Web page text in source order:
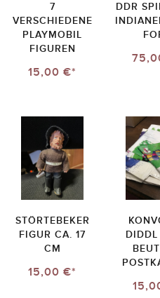
7
VERSCHIEDENE
PLAYMOBIL
FIGUREN
15,00 €*
DDR
STÖRTEBEKER
FIGUR CA. 17
CM
15,00 €*